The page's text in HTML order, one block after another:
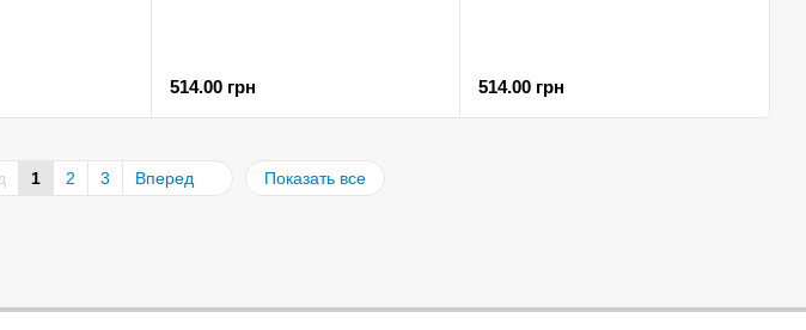
514.00 грн 514.00 грн
1 2 3 Вперед Показать все